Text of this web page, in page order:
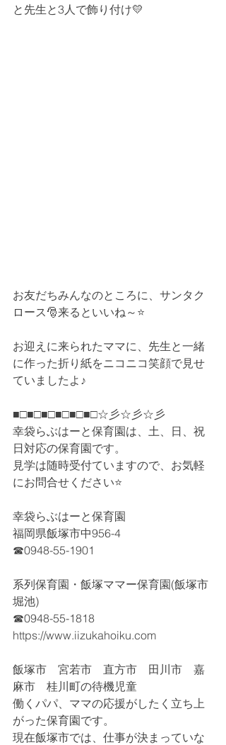
と先生と3人で飾り付け💛
お友だちみんなのところに、サンタク
ロース🎅来るといいね～⭐
お迎えに来られたママに、先生と一緒
に作った折り紙をニコニコ笑顔で見せ
ていましたよ♪
■□■□■□■□■□■□☆彡☆彡☆彡
幸袋らぶはーと保育園は、土、日、祝
日対応の保育園です。
見学は随時受付ていますので、お気軽
にお問合せください⭐
幸袋らぶはーと保育園
福岡県飯塚市中956-4
☎0948-55-1901
系列保育園・飯塚ママー保育園(飯塚市
堀池)
☎0948-55-1818
https://www.iizukahoiku.com
飯塚市　宮若市　直方市　田川市　嘉
麻市　桂川町の待機児童
働くパパ、ママの応援がしたく立ち上
がった保育園です。
現在飯塚市では、仕事が決まっていな